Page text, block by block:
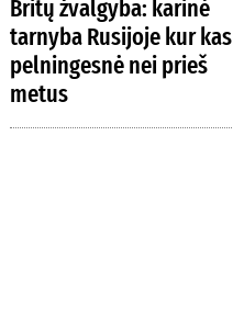
Britų žvalgyba: karinė
tarnyba Rusijoje kur kas
pelningesnė nei prieš
metus